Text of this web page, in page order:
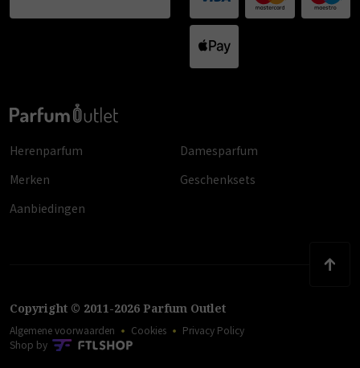
Herenparfum
Damesparfum
Merken
Geschenksets
Aanbiedingen
Copyright © 2011-2026 Parfum Outlet
Algemene voorwaarden Cookies
Privacy Policy
Shop by